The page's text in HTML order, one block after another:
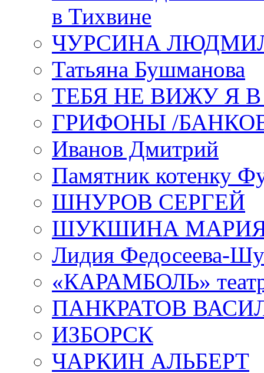
в Тихвине
ЧУРСИНА
Татьяна Бушманова
ТЕБЯ НЕ ВИЖУ Я
ГРИФОНЫ /
Иванов Дмитрий
Памятник котенку
ШНУРОВ СЕРГЕЙ
ШУКШИНА
Лидия Федосеева-
«КАРАМБОЛЬ»
ПАНКРАТОВ
ИЗБОРСК
ЧАРКИН АЛЬБЕРТ